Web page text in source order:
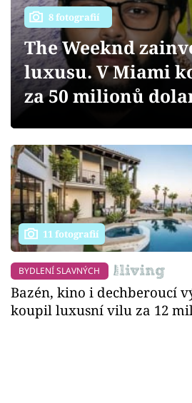
Přihlášení
Sledujte nás
8 fotografií
The Weeknd
luxusu. V Miami
za 50 milionů
11 fotografií
BYDLENÍ SLAVNÝCH
Bazén, kino i dechberoucí
koupil luxusní vilu za 12